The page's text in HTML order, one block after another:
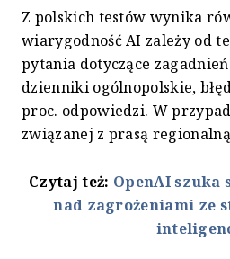
Z polskich testów wynika
wiarygodność AI zależy od
pytania dotyczące
dzienniki ogólnopolskie,
proc. odpowiedzi. W
związanej z prasą
Czytaj też: OpenAI szuka
nad zagrożeniami ze